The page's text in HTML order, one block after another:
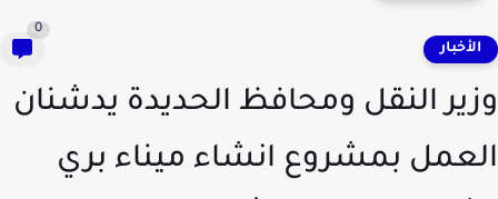
النقل ومحافظ الحديدة يدشنان
بمشروع انشاء ميناء بري